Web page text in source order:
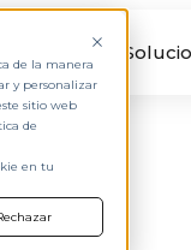
de la manera
y personalizar
sitio web
de
en tu